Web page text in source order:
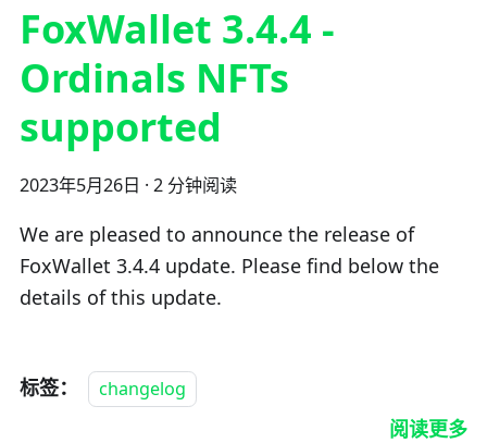
FoxWallet 3.4.4 -
Ordinals NFTs
supported
2023年5月26日 · 2 分钟阅读
We are pleased to announce the release of
FoxWallet 3.4.4 update. Please find below the
details of this update.
标签： changelog
阅读更多